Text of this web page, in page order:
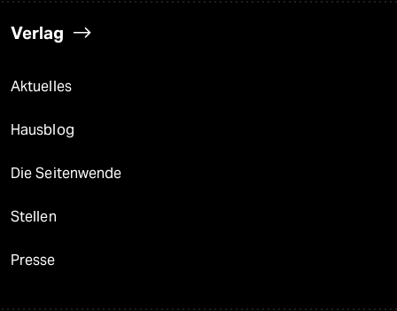
Verlag
Aktuelles
Hausblog
Die Seitenwende
Stellen
Presse